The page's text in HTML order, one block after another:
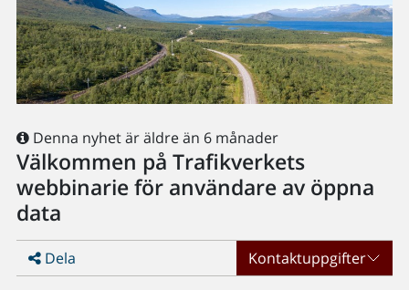
Denna nyhet är äldre än 6 månader
Välkommen på Trafikverkets
webbinarie för användare av öppna
data
Dela Kontaktuppgifter